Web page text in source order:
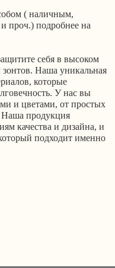
( наличным,
проч.) подробнее на
себя в высоком
Наша уникальная
которые
У нас вы
и цветами, от простых
Наша продукция
качества и дизайна, и
подходит именно